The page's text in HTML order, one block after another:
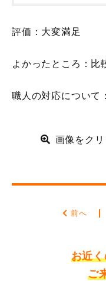
評価：大変満足
よかったところ：比
職人の対応について
画像をク
前へ
お近
ご